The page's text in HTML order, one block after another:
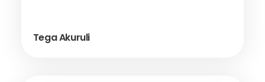
Tega Akuruli